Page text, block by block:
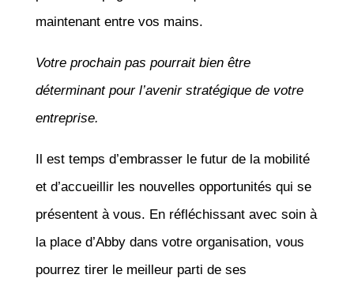
maintenant entre vos mains.
Votre prochain pas pourrait bien être
déterminant pour l’avenir stratégique de votre
entreprise.
Il est temps d’embrasser le futur de la mobilité
et d’accueillir les nouvelles opportunités qui se
présentent à vous. En réfléchissant avec soin à
la place d’Abby dans votre organisation, vous
pourrez tirer le meilleur parti de ses